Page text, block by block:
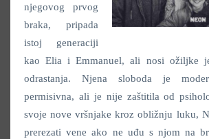
njegovog prvog
braka, pripada
istoj generaciji
kao Elia i Emmanuel, ali nosi ožiljke
odrastanja. Njena sloboda je
permisivna, ali je nije zaštitila od
svoje nove vršnjake kroz obližnju luku,
prerezati vene ako ne uđu s njom na